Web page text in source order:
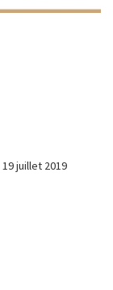
19 juillet 2019